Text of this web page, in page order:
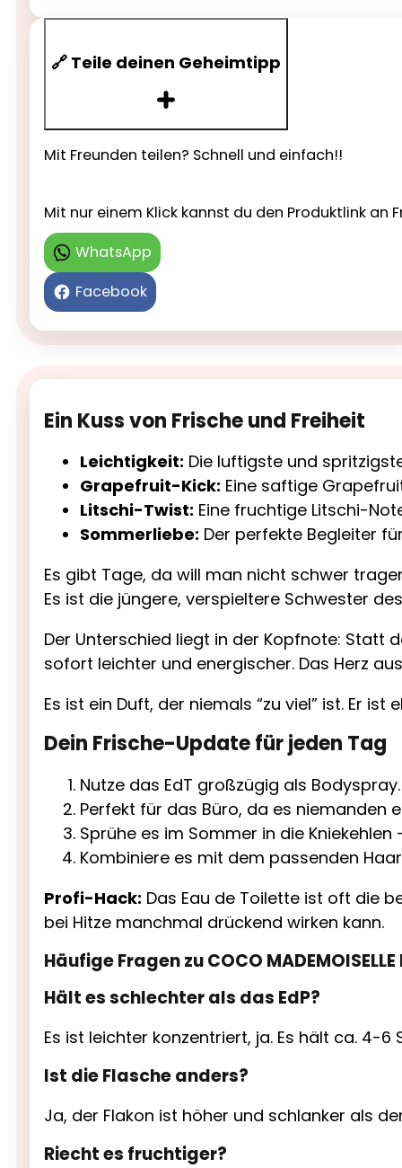
🔗 Teile deinen Geheimtipp
Mit Freunden teilen? Schnell und einfach!!
Mit nur einem Klick kannst du den Produktlink an
WhatsApp
Facebook
Ein Kuss von Frische und Freiheit
Leichtigkeit: Die luftigste und
Grapefruit-Kick: Eine saftige
Litschi-Twist: Eine fruchtige Litschi-
Sommerliebe: Der perfekte Begleiter
Es gibt Tage, da will man nicht schwer
Es ist die jüngere, verspieltere Schwester
Der Unterschied liegt in der Kopfnote:
sofort leichter und energischer. Das Herz
Es ist ein Duft, der niemals “zu viel” ist. Er
Dein Frische-Update für jeden Tag
Nutze das EdT großzügig als
Perfekt für das Büro, da es niemanden
Sprühe es im Sommer in die
Kombiniere es mit dem passenden
Profi-Hack: Das Eau de Toilette ist oft die
bei Hitze manchmal drückend wirken kann.
Häufige Fragen zu COCO MADEMOISELLE
Hält es schlechter als das EdP?
Es ist leichter konzentriert, ja. Es hält ca. 4-
Ist die Flasche anders?
Ja, der Flakon ist höher und schlanker als
Riecht es fruchtiger?